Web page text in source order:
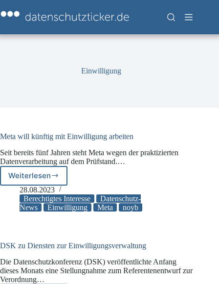
Inhalt
springen
Einwilligung
Meta will künftig mit Einwilligung arbeiten
Seit bereits fünf Jahren steht Meta wegen der praktizierten
Datenverarbeitung auf dem Prüfstand.…
Weiterlesen
Meta
will
künftig
mit
28.08.2023
Berechtigtes Interesse
Datenschutz-
News
Einwilligung Meta noyb
DSK zu Diensten zur Einwilligungsverwaltung
Die Datenschutzkonferenz (DSK) veröffentlichte Anfang
dieses Monats eine Stellungnahme zum Referentenentwurf zur
Verordnung…